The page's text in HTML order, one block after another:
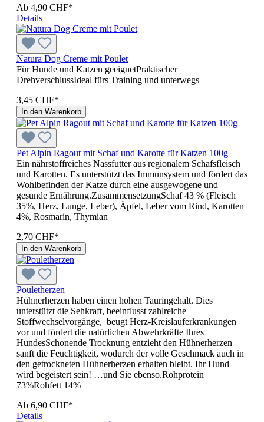
Ab 4,90 CHF*
Details
Natura Dog Creme mit Poulet
Für Hunde und Katzen geeignetPraktischer
DrehverschlussIdeal fürs Training und unterwegs
3,45 CHF*
In den Warenkorb
Pet Alpin Ragout mit Schaf und Karotte für Katzen 100g
Ein nährstoffreiches Nassfutter aus regionalem Schafsfleisch
und Karotten. Es unterstützt das Immunsystem und fördert das
Wohlbefinden der Katze durch eine ausgewogene und
gesunde Ernährung.ZusammensetzungSchaf 43 % (Fleisch
35%, Herz, Lunge, Leber), Äpfel, Leber vom Rind, Karotten
4%, Rosmarin, Thymian
2,70 CHF*
In den Warenkorb
Pouletherzen
Hühnerherzen haben einen hohen Tauringehalt. Dies
unterstützt die Sehkraft, beeinflusst zahlreiche
Stoffwechselvorgänge, beugt Herz-Kreislauferkrankungen
vor und fördert die natürlichen Abwehrkräfte Ihres
HundesSchonende Trocknung entzieht den Hühnerherzen
sanft die Feuchtigkeit, wodurch der volle Geschmack auch in
den getrockneten Hühnerherzen erhalten bleibt. Ihr Hund
wird begeistert sein! …und Sie ebenso.Rohprotein
73%Rohfett 14%
Ab 6,90 CHF*
Details